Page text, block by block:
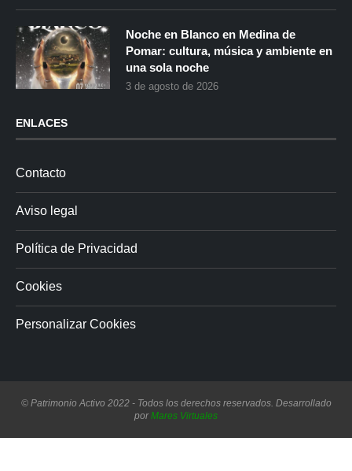
Noche en Blanco en Medina de
Pomar: cultura, música y ambiente en
una sola noche
3 de agosto de 2026
ENLACES
Contacto
Aviso legal
Política de Privacidad
Cookies
Personalizar Cookies
© Patrimonio Activo 2022 - Todos los derechos reservados. Desarrollado
porMares Virtuales